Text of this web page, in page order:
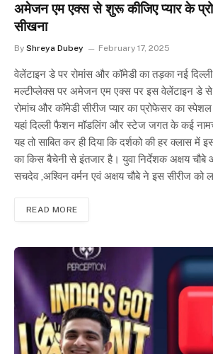
अमेजन एम एक्स से शुरू कीजिए प्यार के
सीखना
By Shreya Dubey February 17, 2025
वेलेंटाइन डे पर रोमांस और कॉमेडी का तड़का नई
मल्टीप्लेक्स पर अमेजन एम एक्स पर इस वेलेंटाइन डे
रोमांच और कॉमेडी सीरीज प्यार का प्रोफेसर का
यहां दिल्ली फैशन मॉडलिंग और स्टेज जगत के कई
यह तो साबित कर ही दिया कि दर्शको की हर क्लास में
का किस बैचेनी से इंतजार है। युवा निर्देशक अक्षय चौबे
सचदेव ,अश्विन वर्मन एवं अक्षय चौबे ने इस सीरीज को
READ MORE